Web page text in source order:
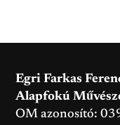
Egri Farkas
Alapfokú
OM azonosító: